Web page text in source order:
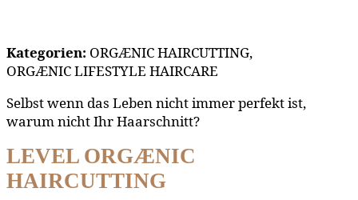
Kategorien: ORGÆNIC HAIRCUTTING,
ORGÆNIC LIFESTYLE HAIRCARE
Selbst wenn das Leben nicht immer perfekt ist,
warum nicht Ihr Haarschnitt?
LEVEL ORGÆNIC
HAIRCUTTING